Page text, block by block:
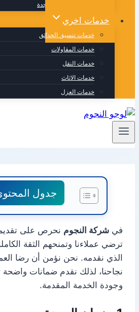
وايت صرف صحي بجدة
خدمات اخري
خدمات تنسيق الحدائق
خدمات المقاولات
خدمات النقل
خدمات الاثاث
خدمات العزل
جدول
في شركة النجوم نحرص على
ترضي عملاءنا وتمنحهم الثقة
الذي نقدمه. نحن نؤمن أن رضا
نجاحنا، لذلك نقدم ضمانات
وجودة الخدمة المقدمة.